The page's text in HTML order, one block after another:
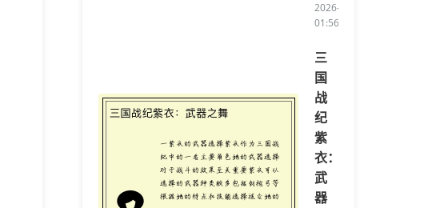
2026-04-15
01:56:56/li>
三
国
战
纪
紫
衣：
武
器